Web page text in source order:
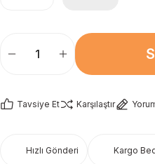
Tavsiye Et Karşılaştır
Hızlı Gönderi Kargo